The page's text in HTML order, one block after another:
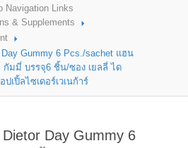
& Supplements
Day Gummy 6 Pcs./sachet แฮน
กัมมี่ บรรจุ6 ชิ้น/ซอง เยลลี่ ได
เปิ้ลไซเดอร์เวเนก้าร์
Day Gummy 6